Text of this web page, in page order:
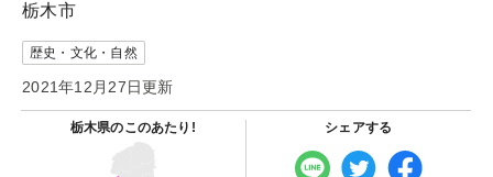
栃木市
歴史・文化・自然
2021年12月27日更新
栃木県のこのあたり! シェアする